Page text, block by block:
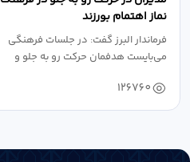
نماز اهتمام بورزند
فرماندار البرز گفت: در جلسات فرهنگی
می‌بایست هدفمان حرکت رو به جلو و
126760